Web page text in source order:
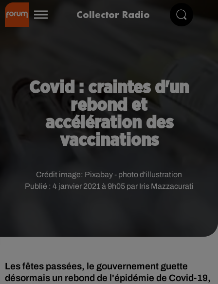
Collector Radio
Covid : craintes d'un
rebond et
accélération des
vaccinations
Publié : 4 janvier 2021 à 9h05 par Iris Mazzacurati
Crédit image: Pixabay - photo d'illustration
Les fêtes passées, le gouvernement guette
désormais un rebond de l'épidémie de Covid-19,